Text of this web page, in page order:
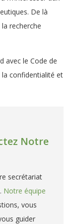
De là
recherche
avec le Code de
confidentialité et
Notre
secrétariat
Notre équipe
vous
guider